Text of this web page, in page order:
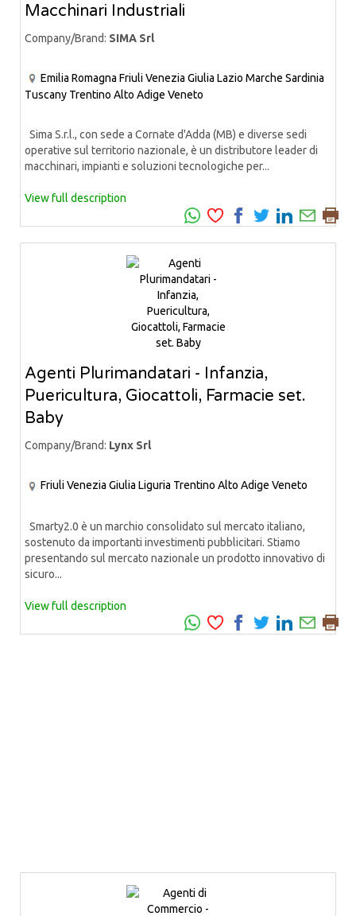
Macchinari Industriali
Company/Brand: SIMA Srl
Emilia Romagna Friuli Venezia Giulia Lazio Marche Sardinia
Tuscany Trentino Alto Adige Veneto
Sima S.r.l., con sede a Cornate d'Adda (MB) e diverse sedi
operative sul territorio nazionale, è un distributore leader di
macchinari, impianti e soluzioni tecnologiche per...
View full description
Agenti Plurimandatari - Infanzia,
Puericultura, Giocattoli, Farmacie set.
Baby
Company/Brand: Lynx Srl
Friuli Venezia Giulia Liguria Trentino Alto Adige Veneto
Smarty2.0 è un marchio consolidato sul mercato italiano,
sostenuto da importanti investimenti pubblicitari. Stiamo
presentando sul mercato nazionale un prodotto innovativo di
sicuro...
View full description